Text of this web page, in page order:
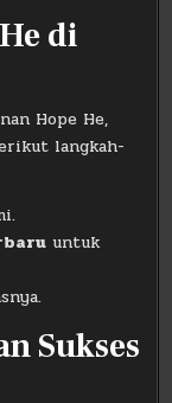
di
Hope He,
langkah-
untuk
Sukses